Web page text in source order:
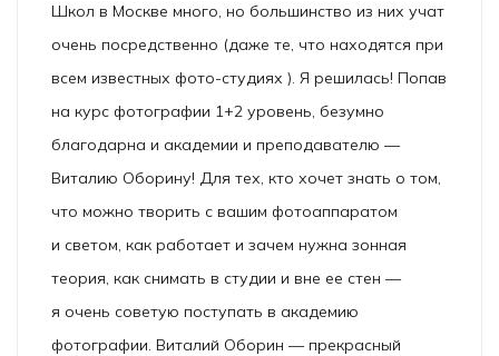
Школ в Москве много, но большинство из них учат
очень посредственно (даже те, что находятся при
всем известных фото-студиях ). Я решилась! Попав
на курс фотографии 1+2 уровень, безумно
благодарна и академии и преподавателю —
Виталию Оборину! Для тех, кто хочет знать о том,
что можно творить с вашим фотоаппаратом
и светом, как работает и зачем нужна зонная
теория, как снимать в студии и вне ее стен —
я очень советую поступать в академию
фотографии. Виталий Оборин — прекрасный